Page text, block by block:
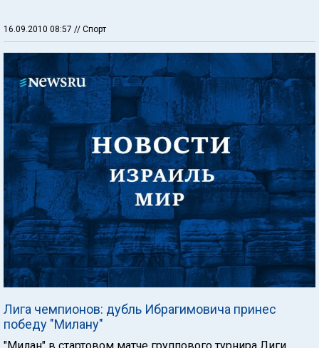
16.09.2010 08:57 // Спорт
Лига чемпионов: дубль Ибрагимовича принес
победу "Милану"
"Милан" в стартовом матче группового турнира Лиги